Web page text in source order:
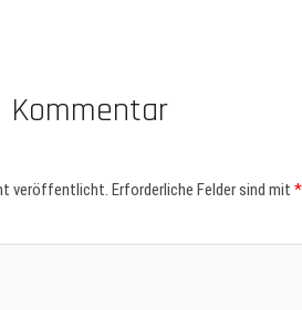
Kommentar
veröffentlicht. Erforderliche Felder sind mit *